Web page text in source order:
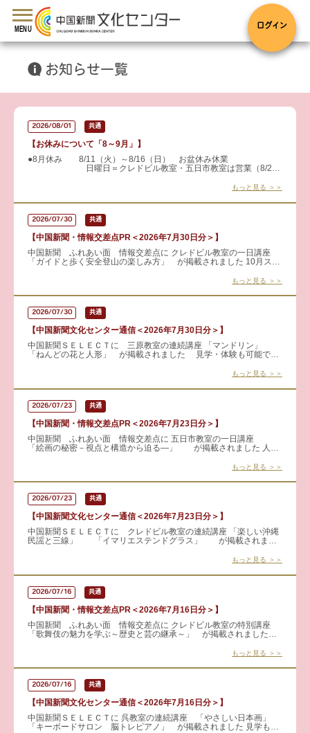
toggle
navigation
MENU ログイン
お知らせ一覧
2026/08/01 共通
【お休みについて「8～9月」】
●8月休み 8/11（火）～8/16（日） お盆休み休業
日曜日＝クレドビル教室・五日市教室は営業（8/2・
もっと見る ＞＞
2026/07/30 共通
【中国新聞・情報交差点PR＜2026年7月30日分＞】
中国新聞 ふれあい面 情報交差点に クレドビル教室の一日講座
「ガイドと歩く安全登山の楽しみ方」 が掲載されました 10月スタ
もっと見る ＞＞
2026/07/30 共通
【中国新聞文化センター通信＜2026年7月30日分＞】
中国新聞ＳＥＬＥＣＴに 三原教室の連続講座 「マンドリン」
「ねんどの花と人形」 が掲載されました 見学・体験も可能で
もっと見る ＞＞
2026/07/23 共通
【中国新聞・情報交差点PR＜2026年7月23日分＞】
中国新聞 ふれあい面 情報交差点に 五日市教室の一日講座
「絵画の秘密－視点と構造から迫る―」 が掲載されました 人物
もっと見る ＞＞
2026/07/23 共通
【中国新聞文化センター通信＜2026年7月23日分＞】
中国新聞ＳＥＬＥＣＴに クレドビル教室の連続講座 「楽しい沖縄
民謡と三線」 「イマリエステンドグラス」 が掲載されまし
もっと見る ＞＞
2026/07/16 共通
【中国新聞・情報交差点PR＜2026年7月16日分＞】
中国新聞 ふれあい面 情報交差点に クレドビル教室の特別講座
「歌舞伎の魅力を学ぶ～歴史と芸の継承～」 が掲載されました！
もっと見る ＞＞
2026/07/16 共通
【中国新聞文化センター通信＜2026年7月16日分＞】
中国新聞ＳＥＬＥＣＴに 呉教室の連続講座 「やさしい日本画」
「キーボードサロン 脳トレピアノ」 が掲載されました 見学も可